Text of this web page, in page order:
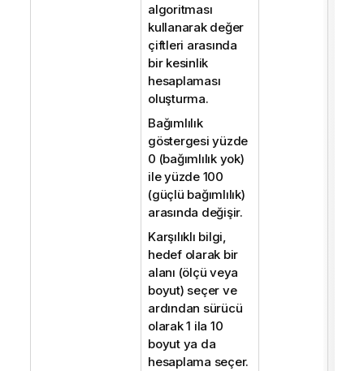
algoritması
kullanarak değer
çiftleri arasında
bir kesinlik
hesaplaması
oluşturma.
Bağımlılık
göstergesi yüzde
0 (bağımlılık yok)
ile yüzde 100
(güçlü bağımlılık)
arasında değişir.
Karşılıklı bilgi,
hedef olarak bir
alanı (ölçü veya
boyut) seçer ve
ardından sürücü
olarak 1 ila 10
boyut ya da
hesaplama seçer.